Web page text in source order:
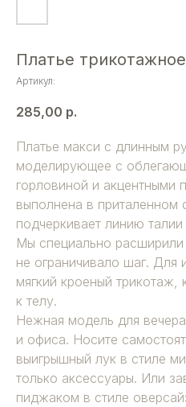
Платье
Артикул:
285,00 р.
Платье макси с длинным
моделирующее с
горловиной и акцентными
выполнена в приталенном
подчеркивает линию
Мы специально
не ограничивало шаг. Для
мягкий кроеный трикотаж,
к телу.
Нежная модель для
и офиса. Носите
выигрышный лук в стиле
только аксессуары. Или
пиджаком в стиле